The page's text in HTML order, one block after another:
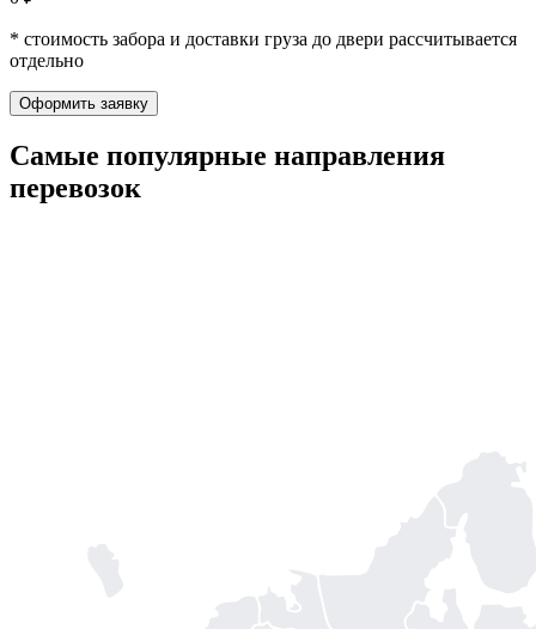
* стоимость забора и доставки груза до двери рассчитывается
отдельно
Оформить заявку
Самые популярные направления
перевозок